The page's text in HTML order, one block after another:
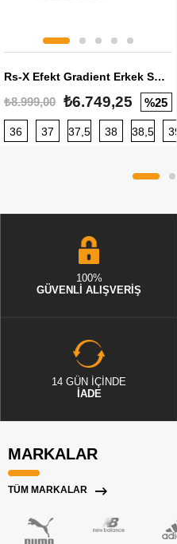
Rs-X Efekt Gradient Erkek Sneaker
₺8.999,00 ₺6.749,25 %25
36 37 37,5 38 38,5 39
100%
GÜVENLİ ALIŞVERİŞ
14 GÜN İÇİNDE
İADE
MARKALAR
TÜM MARKALAR